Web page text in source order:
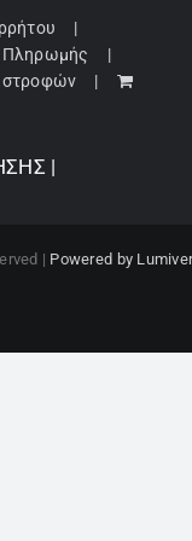
Πληρωμής
|
| Powered by